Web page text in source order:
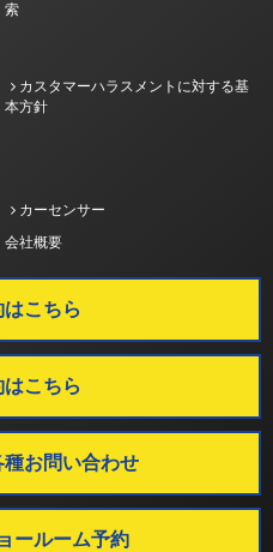
索
カスタマーハラスメントに対する基
本方針
カーセンサー
会社概要
こちら
こちら
お問い合わせ
ールーム予約